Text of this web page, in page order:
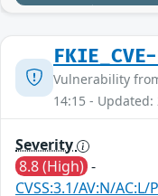
Vulnerability
14:15 - Updated:
Severity
8.8 (High) -
CVSS:3.1/AV:N/